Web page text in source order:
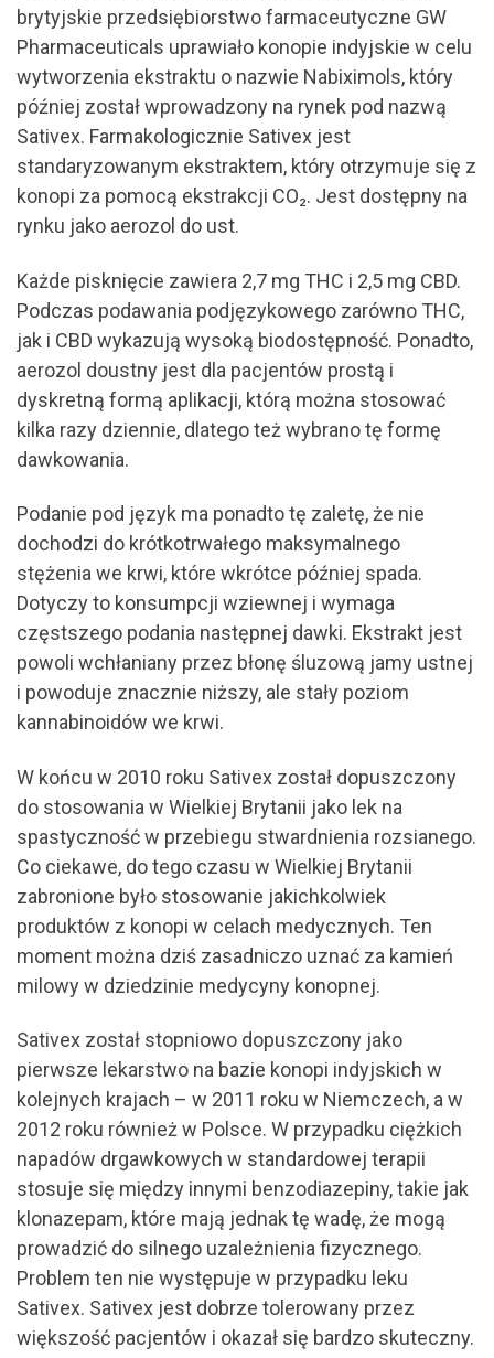
brytyjskie przedsiębiorstwo farmaceutyczne GW
Pharmaceuticals uprawiało konopie indyjskie w celu
wytworzenia ekstraktu o nazwie Nabiximols, który
później został wprowadzony na rynek pod nazwą
Sativex. Farmakologicznie Sativex jest
standaryzowanym ekstraktem, który otrzymuje się z
konopi za pomocą ekstrakcji CO₂. Jest dostępny na
rynku jako aerozol do ust.
Każde pisknięcie zawiera 2,7 mg THC i 2,5 mg CBD.
Podczas podawania podjęzykowego zarówno THC,
jak i CBD wykazują wysoką biodostępność. Ponadto,
aerozol doustny jest dla pacjentów prostą i
dyskretną formą aplikacji, którą można stosować
kilka razy dziennie, dlatego też wybrano tę formę
dawkowania.
Podanie pod język ma ponadto tę zaletę, że nie
dochodzi do krótkotrwałego maksymalnego
stężenia we krwi, które wkrótce później spada.
Dotyczy to konsumpcji wziewnej i wymaga
częstszego podania następnej dawki. Ekstrakt jest
powoli wchłaniany przez błonę śluzową jamy ustnej
i powoduje znacznie niższy, ale stały poziom
kannabinoidów we krwi.
W końcu w 2010 roku Sativex został dopuszczony
do stosowania w Wielkiej Brytanii jako lek na
spastyczność w przebiegu stwardnienia rozsianego.
Co ciekawe, do tego czasu w Wielkiej Brytanii
zabronione było stosowanie jakichkolwiek
produktów z konopi w celach medycznych. Ten
moment można dziś zasadniczo uznać za kamień
milowy w dziedzinie medycyny konopnej.
Sativex został stopniowo dopuszczony jako
pierwsze lekarstwo na bazie konopi indyjskich w
kolejnych krajach – w 2011 roku w Niemczech, a w
2012 roku również w Polsce. W przypadku ciężkich
napadów drgawkowych w standardowej terapii
stosuje się między innymi benzodiazepiny, takie jak
klonazepam, które mają jednak tę wadę, że mogą
prowadzić do silnego uzależnienia fizycznego.
Problem ten nie występuje w przypadku leku
Sativex. Sativex jest dobrze tolerowany przez
większość pacjentów i okazał się bardzo skuteczny.